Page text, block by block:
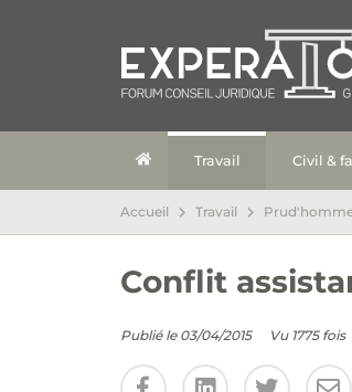
Travail Civil &
Accueil Travail
Conflit
Publié le 03/04/2015 Vu 1775 fois